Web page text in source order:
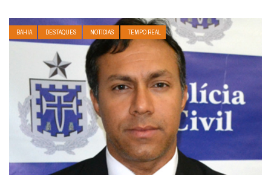
BAHIA DESTAQUES NOTÍCIAS TEMPO REAL